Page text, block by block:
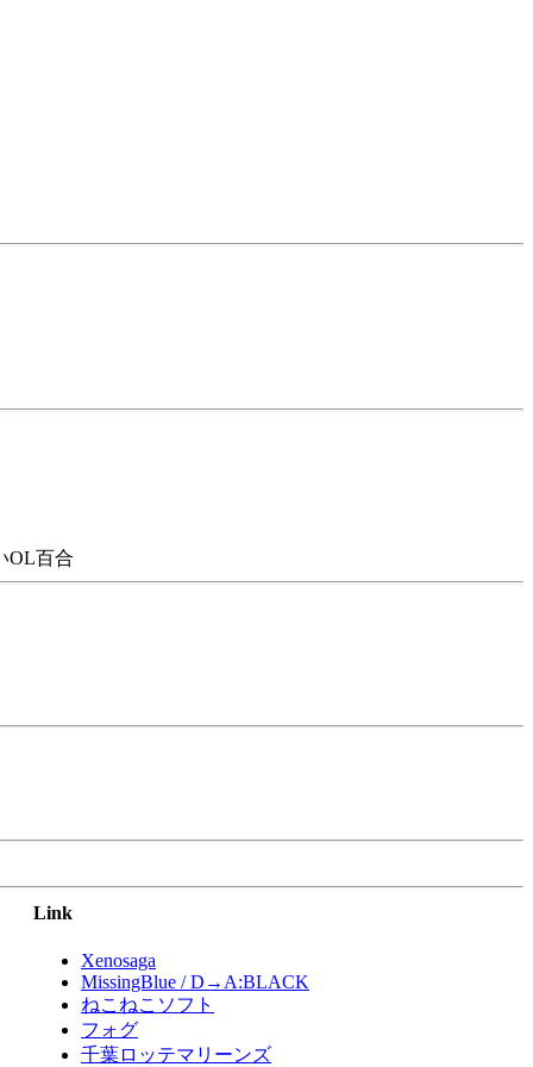
OL百合
Link
Xenosaga
MissingBlue / D→A:BLACK
ねこねこソフト
フォグ
千葉ロッテマリーンズ